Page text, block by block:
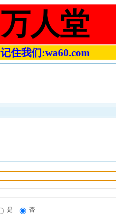
万人堂
记住我们:wa60.com
是 否